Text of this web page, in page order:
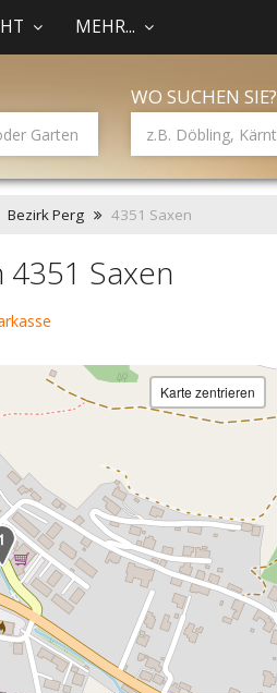
MEHR...
WO SUCHEN SIE?
Bezirk Perg 4351 Saxen
4351 Saxen
Karte zentrieren